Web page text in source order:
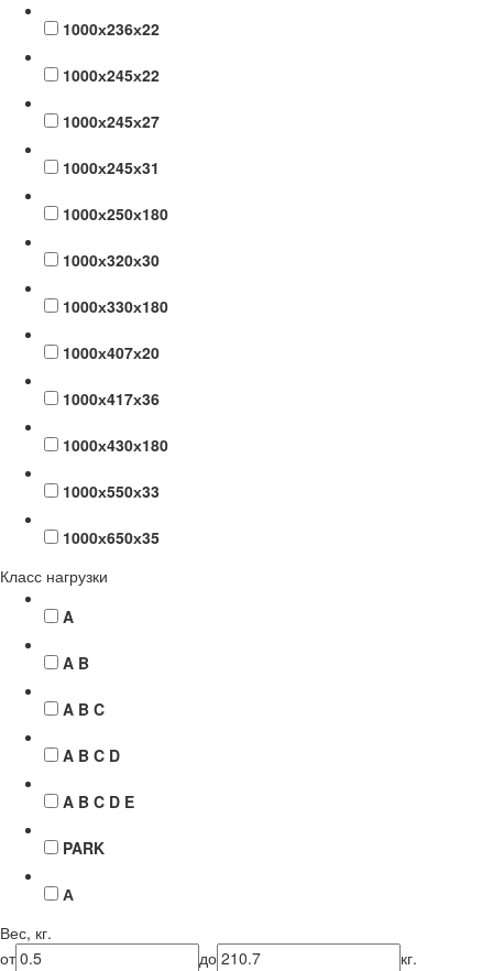
1000х236х22
1000х245х22
1000х245х27
1000х245х31
1000х250х180
1000х320х30
1000х330х180
1000х407х20
1000х417х36
1000х430х180
1000х550х33
1000х650х35
Класс нагрузки
A
A B
A B C
A B C D
A B C D E
PARK
А
Вес, кг.
от
до
кг.